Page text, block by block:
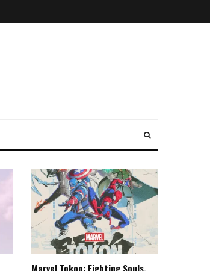
Marvel Tokon: Fighting Souls,